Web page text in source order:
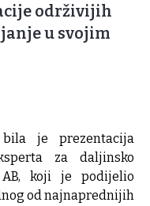
održivijih
u svojim
bila je prezentacija
za daljinsko
koji je podijelio
od najnaprednijih